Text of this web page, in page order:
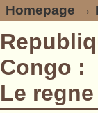
Homepage →
Congo :
Le